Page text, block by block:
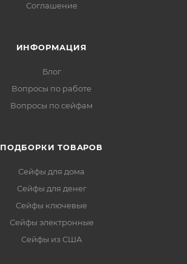
Соглашение
ИНФОРМАЦИЯ
Блог
Вопросы по работе
Вопросы по сейфам
ПОДБОРКИ ТОВАРОВ
Сейфы для дома
Сейфы для денег
Сейфы ключевые
Сейфы электронные
Сейфы из США